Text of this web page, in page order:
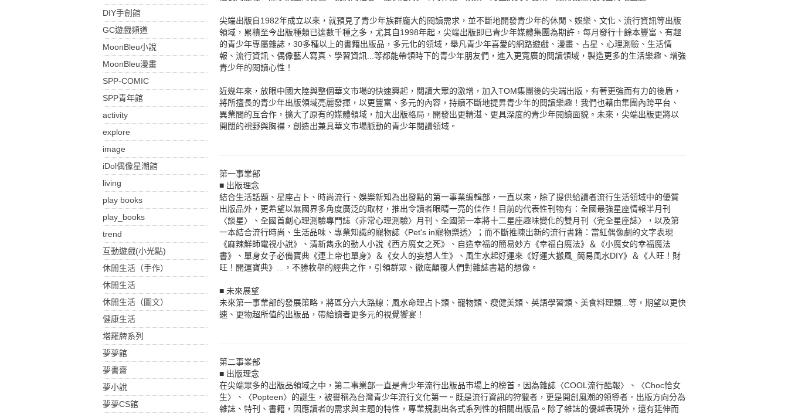
DIY手創館
GC遊戲頻道
MoonBleu小說
MoonBleu漫畫
SPP-COMIC
SPP青年館
activity
explore
image
iDol偶像星潮館
living
play books
play_books
trend
互動遊戲(小光點)
休閒生活（手作）
休閒生活
休閒生活（圖文）
健康生活
塔羅牌系列
夢夢館
夢書齋
夢小說
夢夢CS館
尖端出版自1982年成立以來，就預見了青少年族群龐大的閱讀需求，並不斷地開發青少年的休閒、娛樂、文化、流行資訊等出版
領域，累積至今出版種類已達數千種之多，尤其自1998年起，尖端出版即已青少年媒體集團為期許，每月發行十餘本豐富、有趣
的青少年專屬雜誌，30多種以上的書籍出版品，多元化的領域，舉凡青少年喜愛的網路遊戲、漫畫、占星、心理測驗、生活情
報、流行資訊、偶像藝人寫真、學習資訊...等都能帶領時下的青少年朋友們，進入更寬廣的閱讀領域，製造更多的生活樂趣、增強
青少年的閱讀心性！
近幾年來，放眼中國大陸與整個華文市場的快速興起，閱讀大眾的激增，加入TOM集團後的尖端出版，有著更強而有力的後盾，
將所擅長的青少年出版領域亮麗發揮，以更豐富、多元的內容，持續不斷地提昇青少年的閱讀樂趣！我們也藉由集團內跨平台、
異業間的互合作，擴大了原有的媒體領域，加大出版格局，開發出更精湛、更具深度的青少年閱讀面貌。未來，尖端出版更將以
開闊的視野與胸襟，創造出兼具華文市場脈動的青少年閱讀領域。
第一事業部
■ 出版理念
結合生活話題、星座占卜、時尚流行、娛樂新知為出發點的第一事業編輯部，一直以來，除了提供給讀者流行生活領域中的優質
出版品外，更希望以無國界多角度廣泛的取材，推出令讀者眼睛一亮的佳作！目前的代表性刊物有：全國最強星座情報半月刊
〈談星〉、全國首創心理測驗專門誌〈非常心理測驗〉月刊、全國第一本將十二星座趣味變化的雙月刊〈完全星座誌〉，以及第
一本結合流行時尚、生活品味、專業知識的寵物誌〈Pet's in寵物樂透〉；而不斷推陳出新的流行書籍：當紅偶像劇的文字表現
《麻辣鮮師電視小說》、清新雋永的動人小說《西方魔女之死》、自造幸福的簡易妙方《幸福白魔法》＆《小魔女的幸福魔法
書》、單身女子必備寶典《連上帝也單身》＆《女人的妄想人生》、風生水起好運來《好運大搬風_簡易風水DIY》＆《人旺！財
旺！開運寶典》...，不勝枚舉的經典之作，引領群眾、徹底顛覆人們對雜誌書籍的想像。
■ 未來展望
未來第一事業部的發展策略，將區分六大路線：風水命理占卜類、寵物類、瘦健美類、英語學習類、美食料理類...等，期望以更快
速、更物超所值的出版品，帶給讀者更多元的視覺饗宴！
第二事業部
■ 出版理念
在尖端眾多的出版品領域之中，第二事業部一直是青少年流行出版品市場上的榜首。因為雜誌〈COOL流行酷報〉、〈Choc恰女
生〉、〈Popteen〉的誕生，被譽稱為台灣青少年流行文化第一。既是流行資訊的狩獵者，更是開創風潮的領導者。出版方向分為
雜誌、特刊、書籍，因應讀者的需求與主題的特性，專業規劃出各式系列性的相關出版品。除了雜誌的優越表現外，還有延伸而